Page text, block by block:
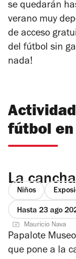
se quedarán
verano muy
de acceso
del fútbol sin
nada!
fútbol en
La
Niños
Hasta 23 ago
Mauricio Nava
Papalote
que pone a la